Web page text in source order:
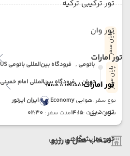
تور ترکیبی ترکیه
تور وان
تور امارات
تور امارات(مشاهده همه)
تور دبی
تور نمایشگاهی دبی
پایان سفر
پایان سفر
باتومی , فرودگاه بین‌المللی باتومی BUS
تهران , فرودگاه بین‌المللی امام خمینی IKA
نوع سفر :هوایی
ایران ایرتور
ساعت حرکت :14:15مدت سفر : 02:30
انتخاب هتل و رزرو